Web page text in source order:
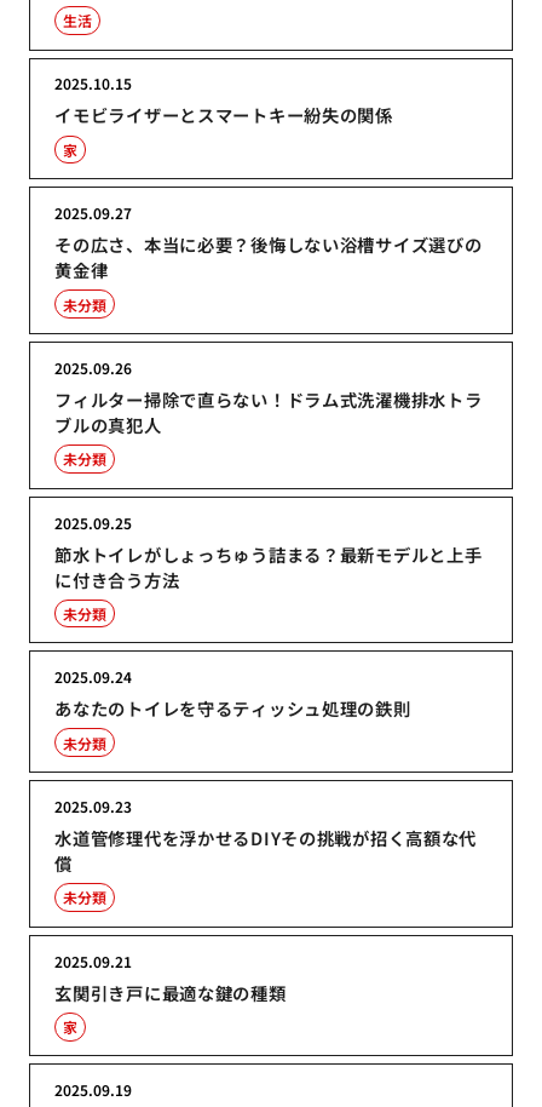
生活
イモビライザーとスマートキー紛失の関係
2025.10.15
家
その広さ、本当に必要？後悔しない浴槽サイズ選びの
黄金律
2025.09.27
未分類
フィルター掃除で直らない！ドラム式洗濯機排水トラ
ブルの真犯人
2025.09.26
未分類
節水トイレがしょっちゅう詰まる？最新モデルと上手
に付き合う方法
2025.09.25
未分類
あなたのトイレを守るティッシュ処理の鉄則
2025.09.24
未分類
水道管修理代を浮かせるDIYその挑戦が招く高額な代
償
2025.09.23
未分類
玄関引き戸に最適な鍵の種類
2025.09.21
家
2025.09.19